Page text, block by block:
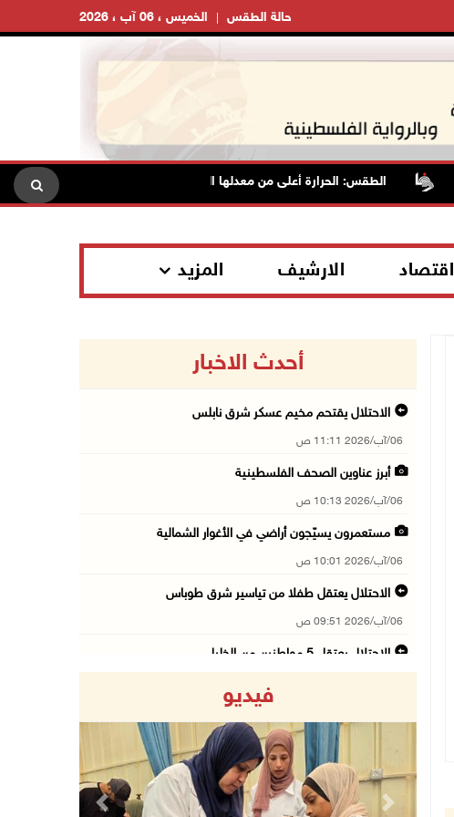
الخميس ، 06 آب ، 2026 حالة الطقس
الطقس: الحرارة أعلى من معدلها السنوي العام الاحتلال
اقتصاد الارشيف المزيد
أحدث الاخبار
الاحتلال يقتحم مخيم عسكر شرق نابلس
06/آب/2026 11:11 ص
أبرز عناوين الصحف الفلسطينية
06/آب/2026 10:13 ص
مستعمرون يسيّجون أراضي في الأغوار الشمالية
06/آب/2026 10:01 ص
الاحتلال يعتقل طفلا من تياسير شرق طوباس
06/آب/2026 09:51 ص
الاحتلال يعتقل 5 مواطنين من الخليل
شؤون اللاجئين تدين عدوان الاحتلال على مخيم قل ...
06/آب/2026 09:36 ص
فيديو
Previous Next